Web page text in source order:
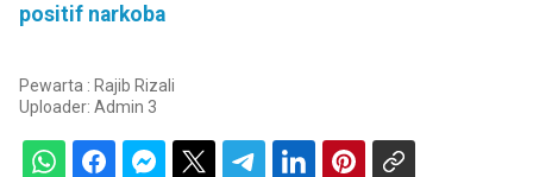
positif narkoba
Pewarta : Rajib Rizali
Uploader: Admin 3